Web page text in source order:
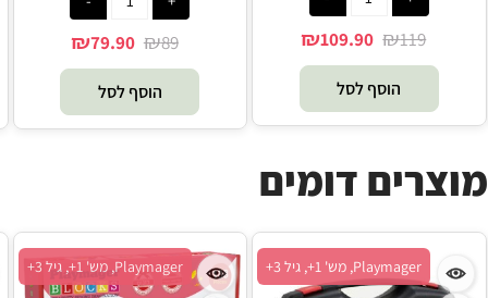
₪89
₪79.90
הוסף לסל
₪119
₪109.90
הוסף לסל
מוצרים דומים
Playmager, מש' 1+, גיל 3+ Playmager, מש' 1+, גיל 3+